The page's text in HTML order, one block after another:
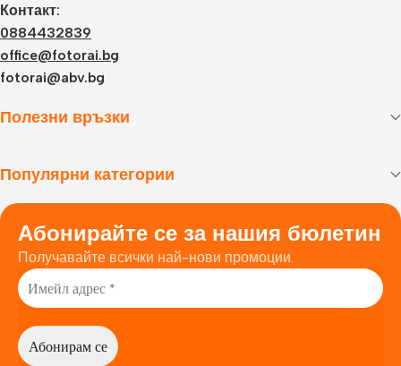
Контакт:
0884432839
office@fotorai.bg
fotorai@abv.bg
Полезни връзки
Популярни категории
Абонирайте се за нашия бюлетин
Получавайте всички най-нови промоции.